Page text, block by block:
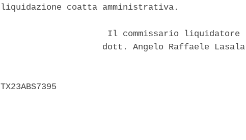
liquidazione coatta amministrativa.
                     Il commissario liquidatore
                    dott. Angelo Raffaele Lasala